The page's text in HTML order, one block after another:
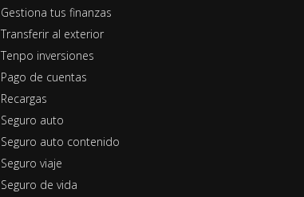
Gestiona tus finanzas
Transferir al exterior
Tenpo inversiones
Pago de cuentas
Recargas
Seguro auto
Seguro auto contenido
Seguro viaje
Seguro de vida